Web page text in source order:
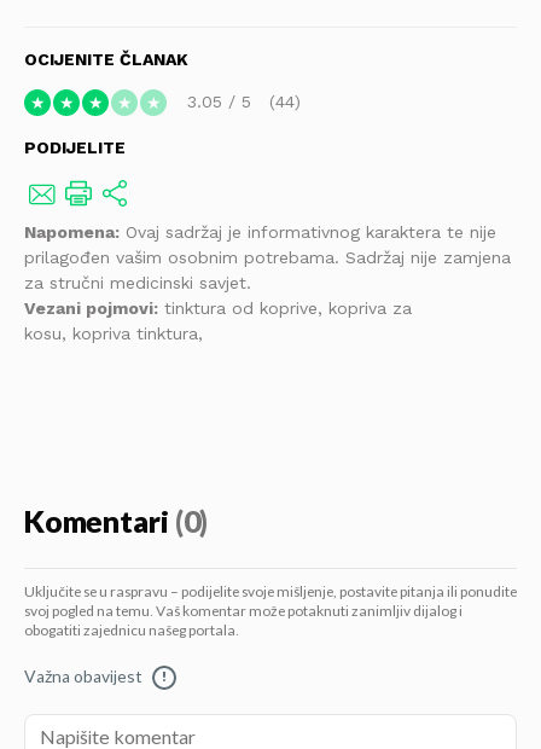
OCIJENITE ČLANAK
★ ★ ★ ★ ★ 3.05 / 5 44
PODIJELITE
Napomena: Ovaj sadržaj je informativnog karaktera te nije
prilagođen vašim osobnim potrebama. Sadržaj nije zamjena
za stručni medicinski savjet.
Vezani pojmovi: tinktura od koprive, kopriva za
kosu, kopriva tinktura,
Komentari (0)
Uključite se u raspravu – podijelite svoje mišljenje, postavite pitanja ili ponudite
svoj pogled na temu. Vaš komentar može potaknuti zanimljiv dijalog i
obogatiti zajednicu našeg portala.
Važna obavijest !